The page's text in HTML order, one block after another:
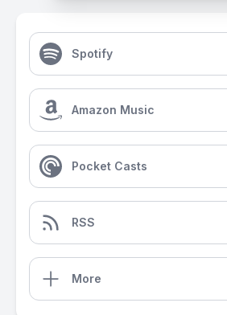
Spotify
Amazon Music
Pocket Casts
RSS
More